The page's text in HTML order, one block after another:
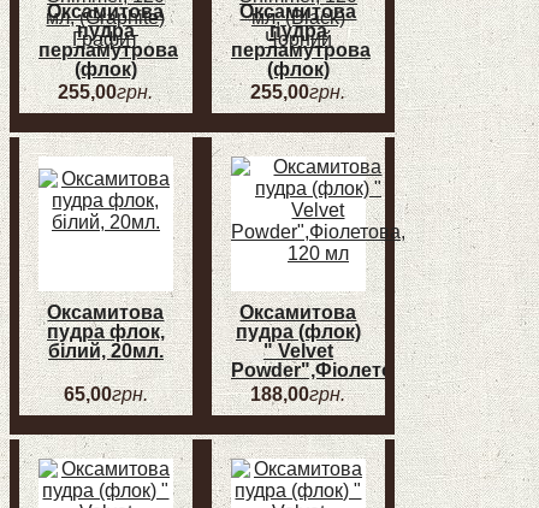
Оксамитова
пудра
перламутрова
(флок)
Cadence
Velvet Powder
мл, (Graphite)
255,00грн.
Оксамитова
пудра
перламутрова
(флок)
Cadence
Velvet Powder
мл, (Black)
Чорний
255,00грн.
Оксамитова
пудра флок,
білий, 20мл.
65,00грн.
Оксамитова
пудра (флок)
" Velvet
Powder",Фіолетова,
120 мл
188,00грн.